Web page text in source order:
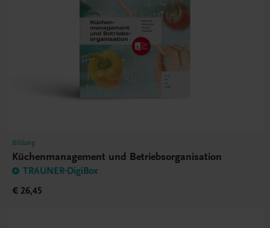
Bildung
Küchenmanagement und Betriebsorganisation
TRAUNER-DigiBox
€ 26,45